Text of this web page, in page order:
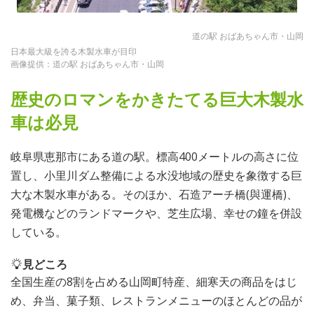
道の駅 おばあちゃん市・山岡
日本最大級を誇る木製水車が目印
画像提供：道の駅 おばあちゃん市・山岡
歴史のロマンをかきたてる巨大木製水
車は必見
岐阜県恵那市にある道の駅。標高400メートルの高さに位
置し、小里川ダム整備による水没地域の歴史を象徴する巨
大な木製水車がある。そのほか、石造アーチ橋(與運橋)、
発電機などのランドマークや、芝生広場、幸せの鐘を併設
している。
見どころ
全国生産の8割を占める山岡町特産、細寒天の商品をはじ
め、弁当、菓子類、レストランメニューのほとんどの品が